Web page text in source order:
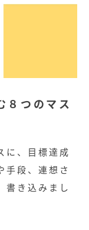
８つのマス
に、目標達成
手段、連想さ
書き込みまし